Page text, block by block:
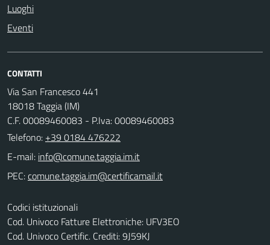
Luoghi
Eventi
CONTATTI
Via San Francesco 441
18018 Taggia (IM)
C.F. 00089460083 - P.Iva: 00089460083
Telefono: +39 0184 476222
E-mail:
PEC:
Codici istituzionali
Cod. Univoco Fatture Elettroniche: UFV3EO
Cod. Univoco Certific. Crediti: 9J59KJ